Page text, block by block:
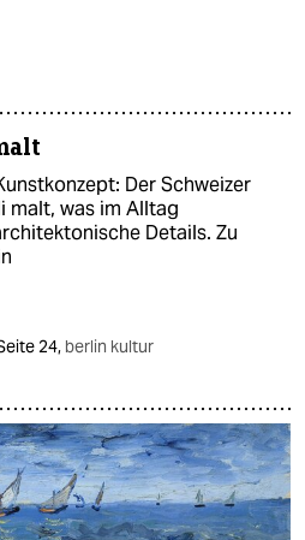
Der Schweizer
malt, was im Alltag
Details. Zu
24, berlin kultur